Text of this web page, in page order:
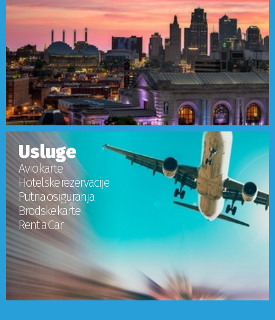
Usluge
Avio karte
Hotelske rezervacije
Putna osiguranja
Brodske karte
Rent a Car